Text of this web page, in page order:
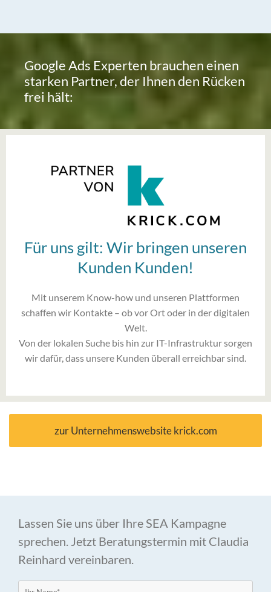
Google Ads Experten brauchen einen
starken Partner, der Ihnen den Rücken
frei hält:
Für uns gilt: Wir bringen unseren
Kunden Kunden!
Mit unserem Know-how und unseren Plattformen
schaffen wir Kontakte – ob vor Ort oder in der digitalen
Welt.
Von der lokalen Suche bis hin zur IT-Infrastruktur sorgen
wir dafür, dass unsere Kunden überall erreichbar sind.
zur Unternehmenswebsite krick.com
Lassen Sie uns über Ihre SEA Kampagne
sprechen. Jetzt Beratungstermin mit Claudia
Reinhard vereinbaren.